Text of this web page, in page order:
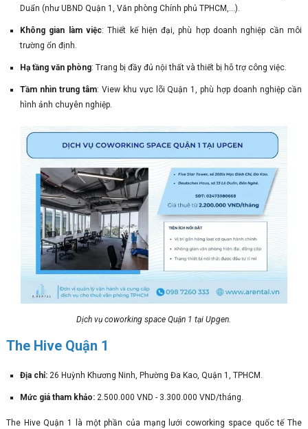
Duẩn (như UBND Quận 1, Văn phòng Chính phủ TPHCM,...).
Không gian làm việc: Thiết kế hiện đại, phù hợp doanh nghiệp cần môi
trường ổn định.
Hạ tầng văn phòng: Trang bị đầy đủ nội thất và thiết bị hỗ trợ công việc.
Tầm nhìn trung tâm: View khu vực lõi Quận 1, phù hợp doanh nghiệp cần
hình ảnh chuyên nghiệp.
Dịch vụ coworking space Quận 1 tại Upgen.
The Hive Quận 1
Địa chỉ:26 Huỳnh Khương Ninh, Phường Đa Kao, Quận 1, TPHCM.
Mức giá tham khảo:2.500.000 VND - 3.300.000 VND/tháng.
The Hive Quận 1 là một phần của mạng lưới coworking space quốc tế The